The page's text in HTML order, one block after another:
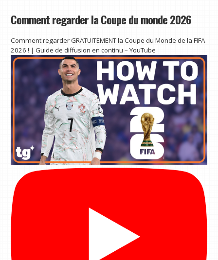
Comment regarder la Coupe du monde 2026
Comment regarder GRATUITEMENT la Coupe du Monde de la FIFA
2026 ! | Guide de diffusion en continu – YouTube